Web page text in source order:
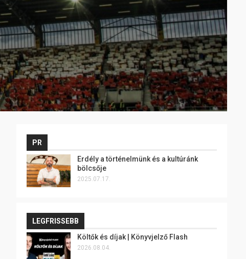
PR
Erdély a történelmünk és a kultúránk
bölcsője
2025.07.17.
LEGFRISSEBB
Költők és díjak | Könyvjelző Flash
2026.08.04.